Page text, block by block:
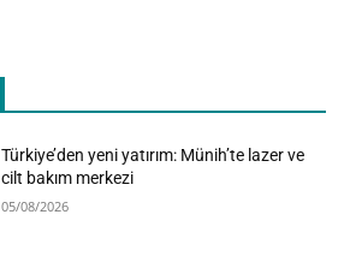
Türkiye’den yeni yatırım: Münih’te lazer ve
cilt bakım merkezi
05/08/2026